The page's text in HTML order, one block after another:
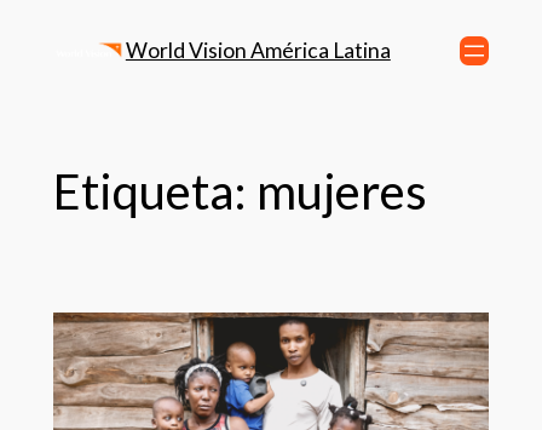
World Vision América Latina
Etiqueta: mujeres